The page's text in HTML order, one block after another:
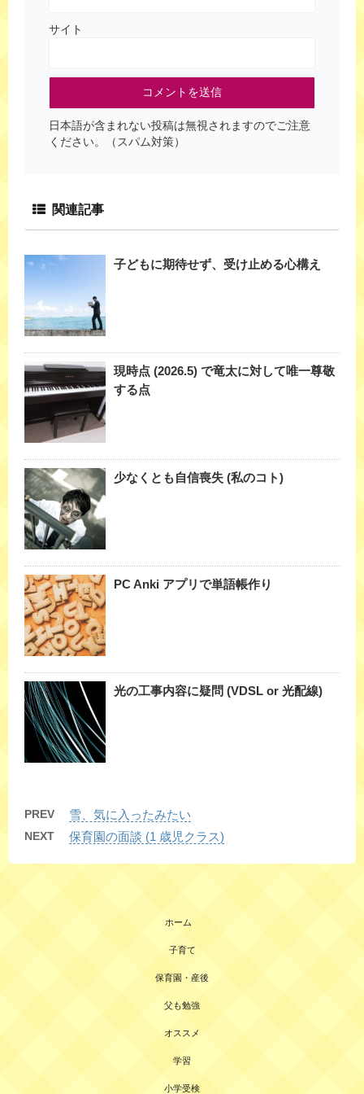
サイト
日本語が含まれない投稿は無視されますのでご注意
ください。（スパム対策）
関連記事
子どもに期待せず、受け止める心構え
現時点 (2026.5) で竜太に対して唯一尊敬
する点
少なくとも自信喪失 (私のコト)
PC Anki アプリで単語帳作り
光の工事内容に疑問 (VDSL or 光配線)
PREV 雪、気に入ったみたい
NEXT 保育園の面談 (1 歳児クラス)
ホーム
子育て
保育園・産後
父も勉強
オススメ
学習
小学受検